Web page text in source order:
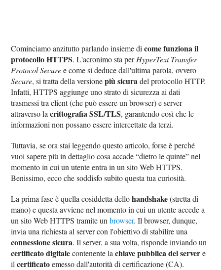
Cominciamo anzitutto parlando insieme dicome funziona il
protocollo HTTPS. L'acronimo sta perHyperText Transfer
Protocol Securee come si deduce dall'ultima parola, ovvero
Secure, si tratta della versionepiù sicuradel protocollo HTTP.
Infatti, HTTPS aggiunge uno strato di sicurezza ai dati
trasmessi tra client (che può essere un browser) e server
attraverso lacrittografia SSL/TLS, garantendo così che le
informazioni non possano essere intercettate da terzi.
Tuttavia, se ora stai leggendo questo articolo, forse è perché
vuoi sapere più in dettaglio cosa accade “dietro le quinte” nel
momento in cui un utente entra in un sito Web HTTPS.
Benissimo, ecco che soddisfo subito questa tua curiosità.
La prima fase è quella cosiddetta dellohandshake(stretta di
mano) e questa avviene nel momento in cui un utente accede a
un sito Web HTTPS tramite unbrowser. Il browser, dunque,
invia una richiesta al server con l'obiettivo di stabilire una
connessione sicura. Il server, a sua volta, risponde inviando un
certificato digitalecontenente lachiave pubblica del servere
ilcertificatoemesso dall'autorità di certificazione (CA).